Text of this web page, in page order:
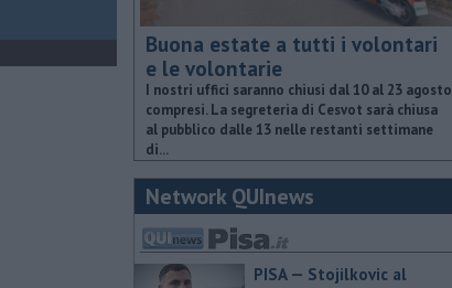
Buona estate a tutti i volontari
e le volontarie
I nostri uffici saranno chiusi dal 10 al 23 agosto
compresi. La segreteria di Cesvot sarà chiusa
al pubblico dalle 13 nelle restanti settimane
di...
Network QUInews
PISA — Stojilkovic al